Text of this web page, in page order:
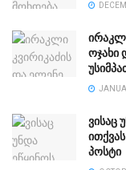
ოჯახი
ვისაც
პოსტი